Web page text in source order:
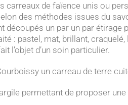
carreaux de faïence unis ou
des méthodes issues du
découpés un par un par
: pastel, mat, brillant,
l’objet d’un soin particulier.
un carreau de terre
permettant de proposer